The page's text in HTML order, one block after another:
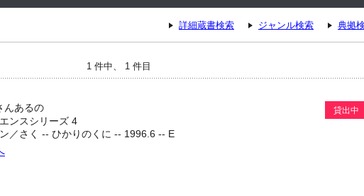
詳細蔵書検索 ジャンル検索 典拠
1 件中、 1 件目
んあるの 貸出中
ンスシリーズ 4
／さく -- ひかりのくに -- 1996.6 -- E